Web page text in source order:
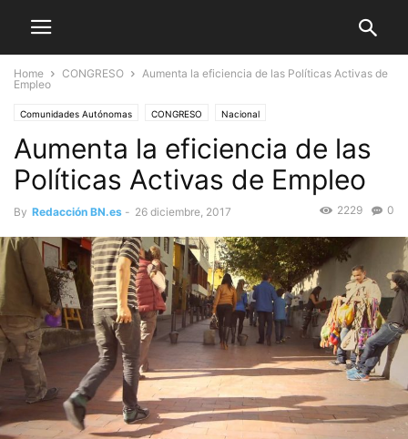
Home CONGRESO
Aumenta la eficiencia de las Políticas Activas de
Empleo
Comunidades Autónomas CONGRESO Nacional
Aumenta la eficiencia de las
Políticas Activas de Empleo
By Redacción BN.es - 26 diciembre, 2017 0
2229